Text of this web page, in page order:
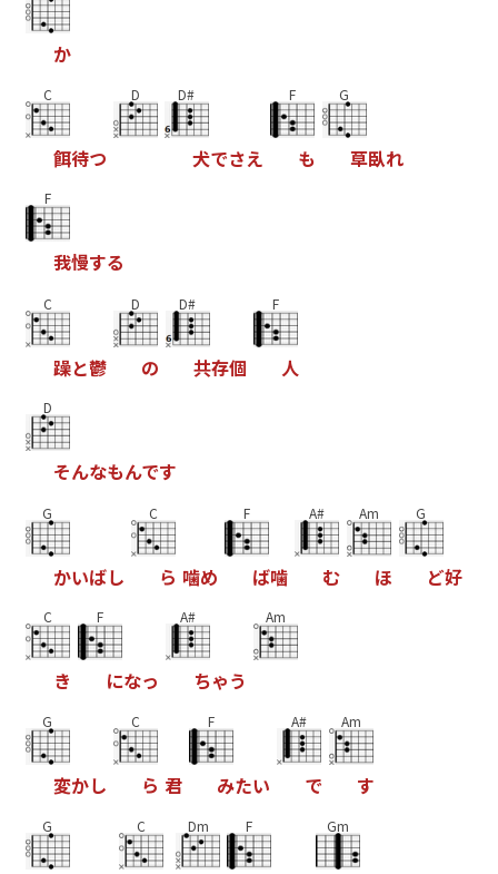
か
C
餌待つ
D D#
犬でさえ
F
も
G
草臥れ
F
我慢する
C
躁と鬱
D
の
D#
共存個
F
人
D
そんなもんです
G
かいばし
C
ら 噛め
F
ば噛
A#
む
Am
ほ
G
ど好
C
き
F
になっ
A#
ちゃう
Am
G
変かし
C
ら 君
F
みたい
A#
で
Am
す
G C Dm F Gm